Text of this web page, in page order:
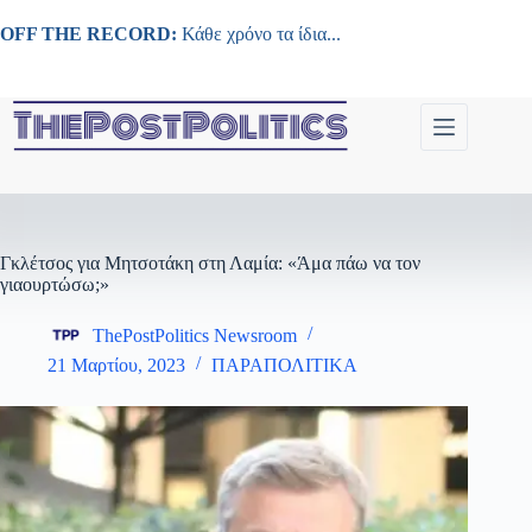
στο
OFF THE RECORD: Κάθε χρόνο τα ίδια...
Γκλέτσος για Μητσοτάκη στη Λαμία: «Άμα πάω να τον
γιαουρτώσω;»
ThePostPolitics Newsroom
21 Μαρτίου, 2023
ΠΑΡΑΠΟΛΙΤΙΚΑ